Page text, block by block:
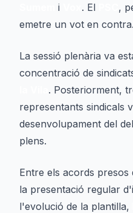
i . El
,
emetre un vot en contra.
La sessió plenària va
concentració de
. Posteriorment,
representants sindicals
desenvolupament del
plens.
Entre els acords
la presentació regular
l'evolució de la plantilla,